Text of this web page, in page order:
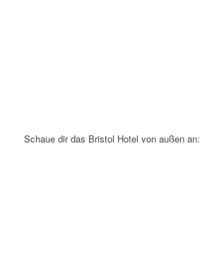
Schaue dir das Bristol Hotel von außen an: